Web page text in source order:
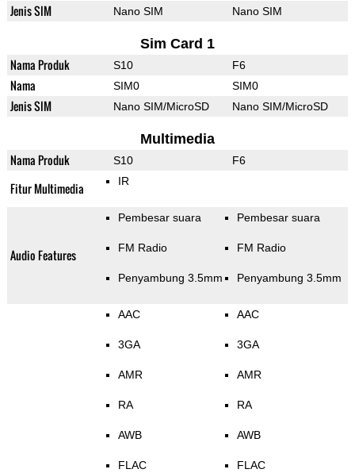
Jenis SIM Nano SIM Nano SIM
Sim Card 1
Nama Produk S10 F6
Nama SIM0 SIM0
Jenis SIM Nano SIM/MicroSD Nano SIM/MicroSD
Multimedia
Nama Produk S10 F6
Fitur Multimedia IR
Audio Features
Pembesar suara
FM Radio
Penyambung 3.5mm
Pembesar suara
FM Radio
Penyambung 3.5mm
AAC
3GA
AMR
RA
AWB
FLAC
AAC
3GA
AMR
RA
AWB
FLAC